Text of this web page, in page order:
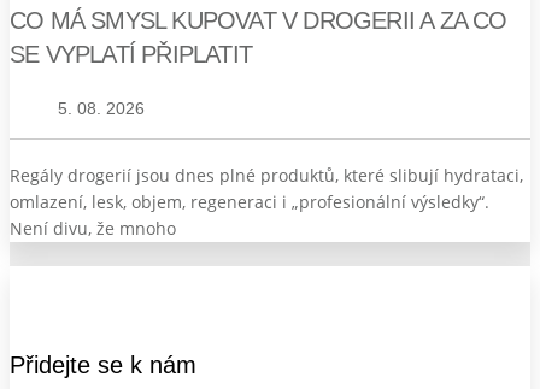
CO MÁ SMYSL KUPOVAT V DROGERII A ZA CO
SE VYPLATÍ PŘIPLATIT
5. 08. 2026
Regály drogerií jsou dnes plné produktů, které slibují hydrataci,
omlazení, lesk, objem, regeneraci i „profesionální výsledky“.
Není divu, že mnoho
Přidejte se k nám